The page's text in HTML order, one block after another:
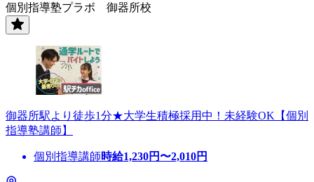
個別指導塾プラボ 御器所校
御器所駅より徒歩1分★大学生積極採用中！未経験OK【個別
指導塾講師】
個別指導講師時給1,230円〜2,010円